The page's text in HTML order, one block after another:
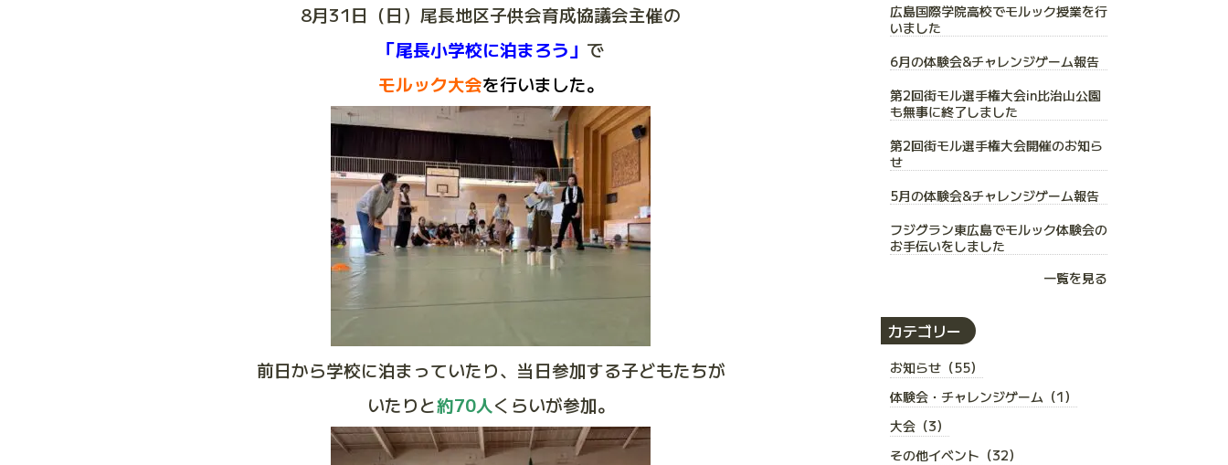
8月31日（日）尾長地区子供会育成協議会主催の
「尾長小学校に泊まろう」 で
モルック大会を行いました。
前日から学校に泊まっていたり、当日参加する子どもたちが
いたりと約70人くらいが参加。
広島国際学院高校でモルック授業を行
いました
6月の体験会&チャレンジゲーム報告
第2回街モル選手権大会in比治山公園
も無事に終了しました
第2回街モル選手権大会開催のお知ら
せ
5月の体験会&チャレンジゲーム報告
フジグラン東広島でモルック体験会の
お手伝いをしました
一覧を見る
カテゴリー
お知らせ（55）
体験会・チャレンジゲーム（1）
大会（3）
その他イベント（32）